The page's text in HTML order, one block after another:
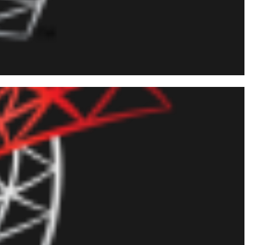
en el código de SPs